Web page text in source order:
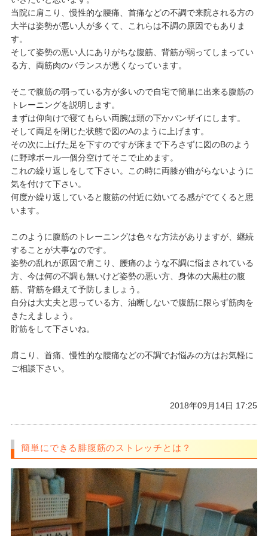
当院に肩こり、慢性的な腰痛、首痛などの不調で来院される方の
大半は姿勢が悪い人が多くて、これらは不調の原因でもありま
す。
そして姿勢の悪い人にありがちな腹筋、背筋が弱ってしまってい
る方、両筋肉のバランスが悪くなっています。
そこで腹筋の弱っている方が多いので自宅で簡単に出来る腹筋の
トレーニングを説明します。
まずは仰向けで寝てもらい両腕は頭の下かバンザイにします。
そして両足を閉じた状態で図のAのように上げます。
その次に上げた足を下すのですが床まで下ろさずに図のBのよう
に野球ボール一個分空けてそこで止めます。
これの繰り返しをして下さい。この時に両膝が曲がらないように
気を付けて下さい。
何度か繰り返していると腹筋の付近に効いてる感がでてくると思
います。
このように腹筋のトレーニングは色々な方法がありますが、継続
することが大事なのです。
姿勢の乱れが原因で肩こり、腰痛のような不調に悩まされている
方、今は何の不調も無いけど姿勢の悪い方、身体の大黒柱の腹
筋、背筋を鍛えて予防しましょう。
自分は大丈夫と思っている方、油断しないで腹筋に限らず筋肉を
きたえましょう。
貯筋をして下さいね。
肩こり、首痛、慢性的な腰痛などの不調でお悩みの方はお気軽に
ご相談下さい。
2018年09月14日 17:25
簡単にできる腓腹筋のストレッチとは？